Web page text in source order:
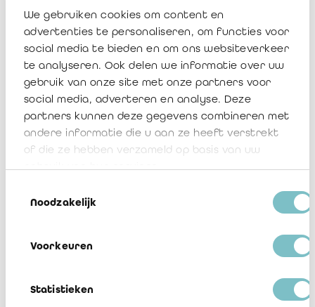
We gebruiken cookies om content en
advertenties te personaliseren, om functies voor
social media te bieden en om ons websiteverkeer
te analyseren. Ook delen we informatie over uw
gebruik van onze site met onze partners voor
social media, adverteren en analyse. Deze
partners kunnen deze gegevens combineren met
andere informatie die u aan ze heeft verstrekt
of die ze hebben verzameld op basis van uw
Noodzakelijk
Voorkeuren
Statistieken
2 avril 2020
Communication 2020/07 : Quatrième
mise à jour du manuel relatif au
(norme ISQC 1 et loi du 7 décembre
27 mars 2020